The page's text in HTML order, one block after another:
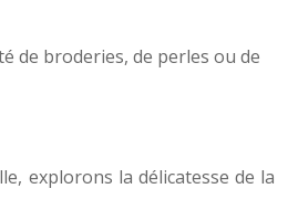
de broderies, de perles ou de
explorons la délicatesse de la